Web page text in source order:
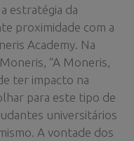
estratégia da
proximidade com a
Academy. Na
“A Moneris,
ter impacto na
para este tipo de
universitários
A vontade dos